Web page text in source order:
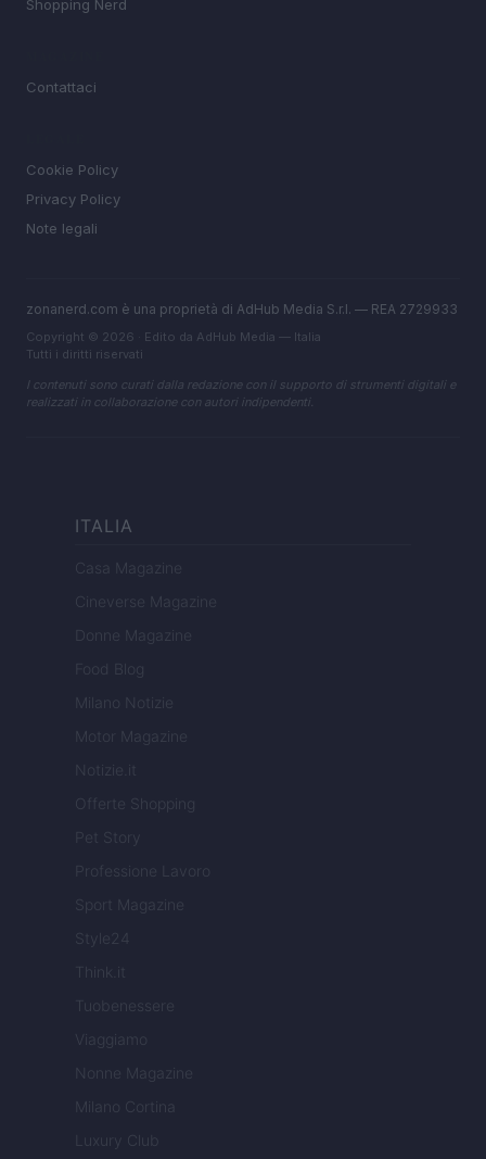
Shopping Nerd
Contattaci
Cookie Policy
Privacy Policy
Note legali
zonanerd.com è una proprietà di AdHub Media S.r.l. — REA 2729933
Copyright © 2026 · Edito da AdHub Media — Italia
Tutti i diritti riservati
I contenuti sono curati dalla redazione con il supporto di strumenti digitali e
realizzati in collaborazione con autori indipendenti.
ITALIA
Casa Magazine
Cineverse Magazine
Donne Magazine
Food Blog
Milano Notizie
Motor Magazine
Notizie.it
Offerte Shopping
Pet Story
Professione Lavoro
Sport Magazine
Style24
Think.it
Tuobenessere
Viaggiamo
Nonne Magazine
Milano Cortina
Luxury Club